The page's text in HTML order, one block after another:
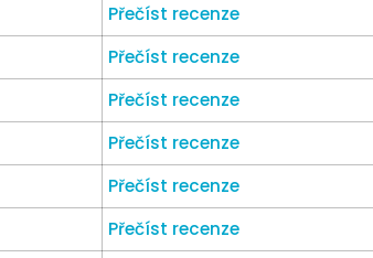
Přečíst recenze
Přečíst recenze
Přečíst recenze
Přečíst recenze
Přečíst recenze
Přečíst recenze